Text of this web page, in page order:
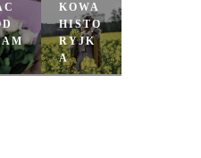
KOWA
HISTO
RYJK
A